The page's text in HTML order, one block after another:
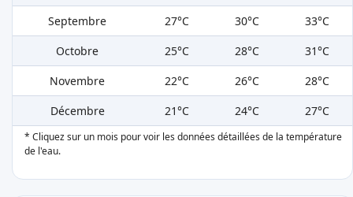
Septembre
27°C 30°C
33°C
Octobre
25°C 28°C
31°C
Novembre
22°C 26°C
28°C
Décembre
21°C 24°C 27°C
* Cliquez sur un mois pour voir les données détaillées de la température
de l'eau.